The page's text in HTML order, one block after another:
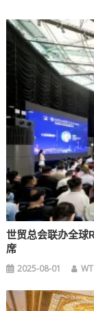
世贸总会联办全球
席
2025-08-01